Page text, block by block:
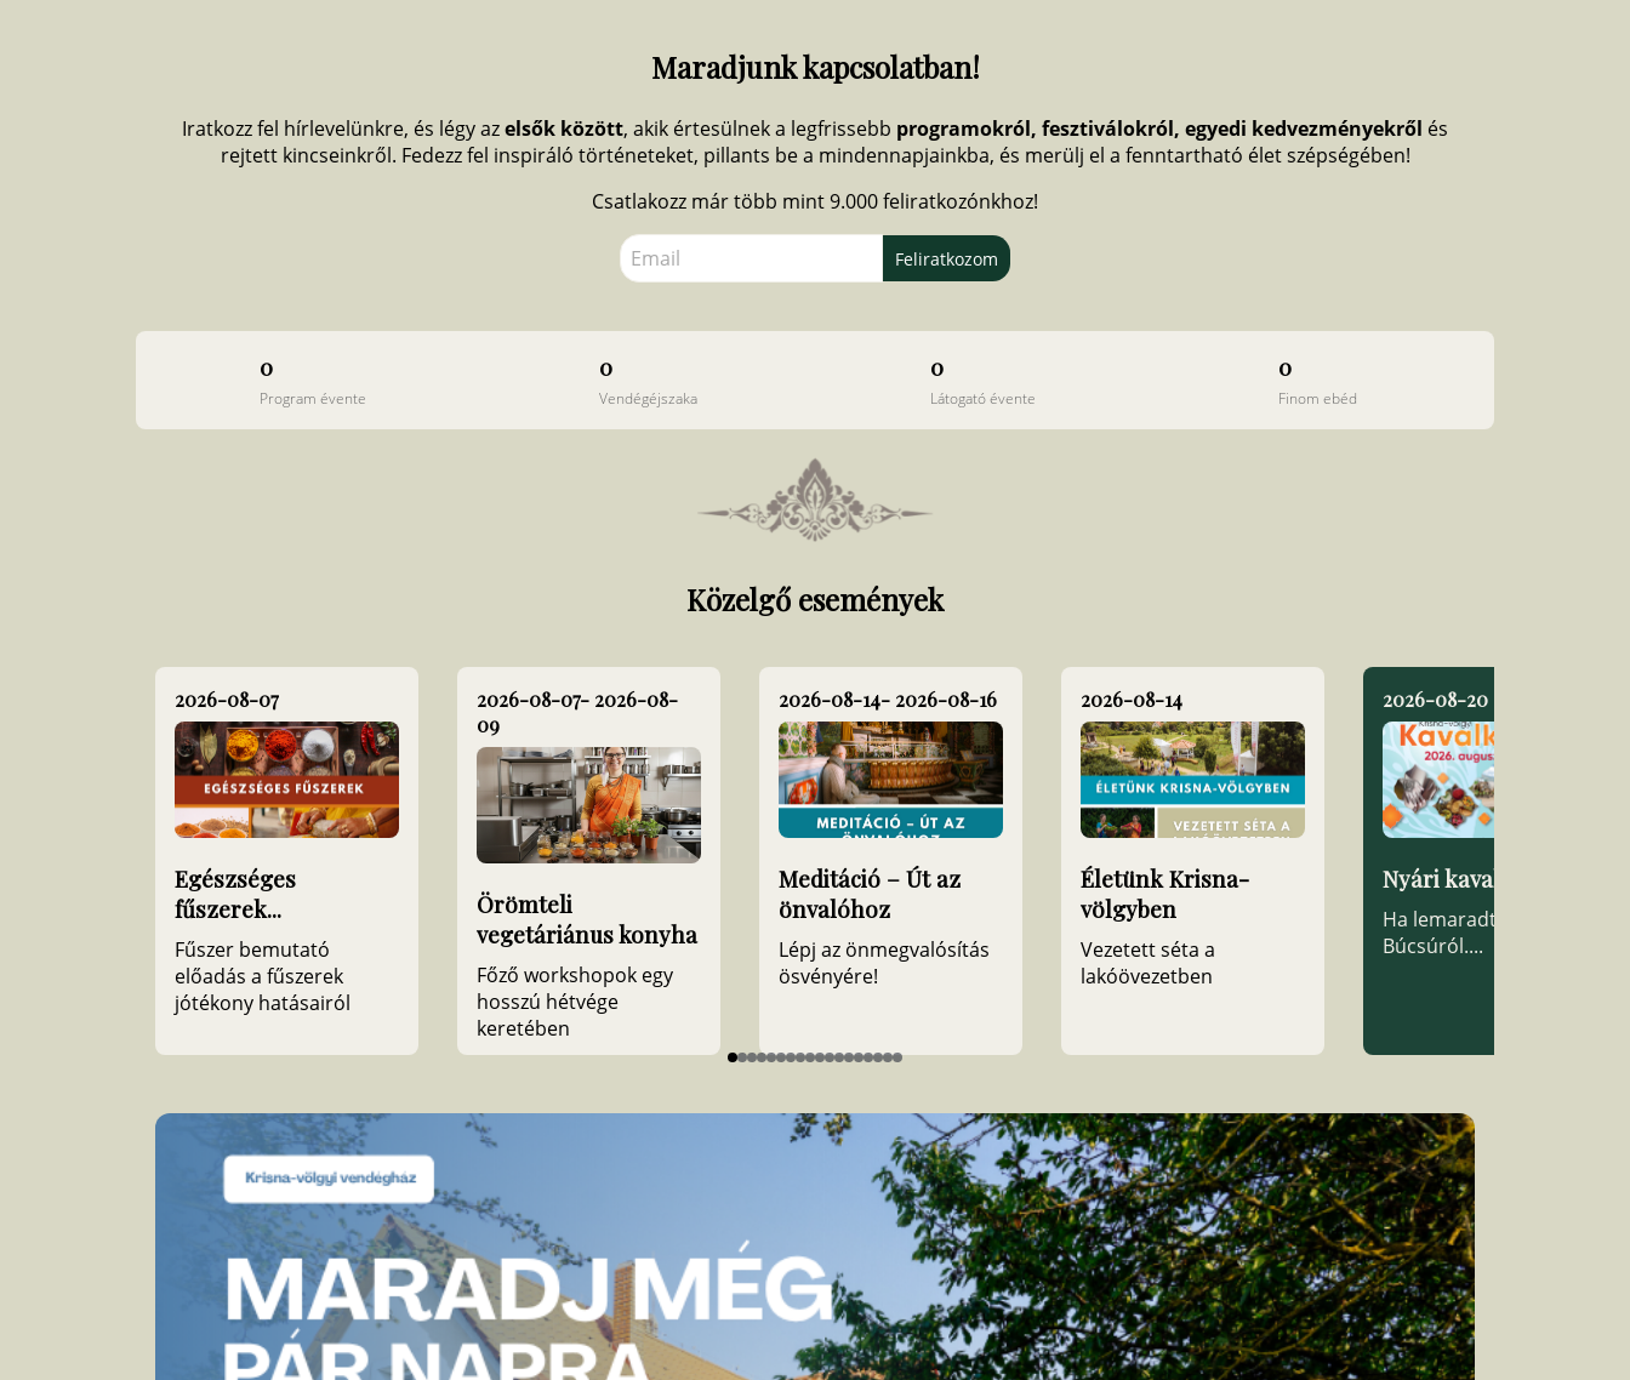
Maradjunk kapcsolatban!
Iratkozz fel hírlevelünkre, és légy azelsők között, akik értesülnek a legfrissebb programokról, fesztiválokról, egyedi kedvezményekről és
rejtett kincseinkről. Fedezz fel inspiráló történeteket, pillants be a mindennapjainkba, és merülj el a fenntartható élet szépségében!
Csatlakozz már több mint 9.000 feliratkozónkhoz!
Feliratkozom
0
Program évente
0
Vendégéjszaka
0
Látogató évente
0
Finom ebéd
Közelgő események
2026-08-07
Egészséges
fűszerek...
Fűszer bemutató
előadás a fűszerek
jótékony hatásairól
2026-08-07- 2026-08-
09
Örömteli
vegetáriánus konyha
Főző workshopok egy
hosszú hétvége
keretében
2026-08-14- 2026-08-16
Meditáció – Út az
önvalóhoz
Lépj az önmegvalósítás
ösvényére!
2026-08-14
Életünk Krisna-
völgyben
Vezetett séta a
lakóövezetben
2026-08-20
Nyári kavalkád
Ha lemaradtál esetleg a
Búcsúról....